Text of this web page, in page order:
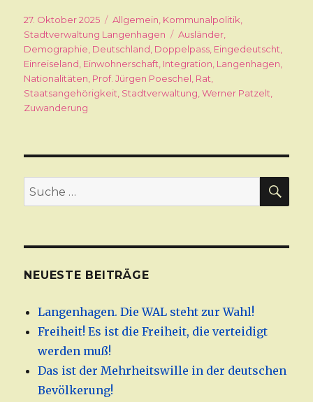
Veröffentlicht
am
27. Oktober 2025 Kategorien
Allgemein, Kommunalpolitik,
Stadtverwaltung Langenhagen
Schlagwörter
Ausländer,
Demographie, Deutschland, Doppelpass, Eingedeutscht,
Einreiseland, Einwohnerschaft, Integration, Langenhagen,
Nationalitäten, Prof. Jürgen Poeschel, Rat,
Staatsangehörigkeit, Stadtverwaltung,Werner Patzelt,
Zuwanderung
Suche
nach:
NEUESTE BEITRÄGE
Langenhagen. Die WAL steht zur Wahl!
Freiheit! Es ist die Freiheit, die verteidigt
werden muß!
Das ist der Mehrheitswille in der deutschen
Bevölkerung!